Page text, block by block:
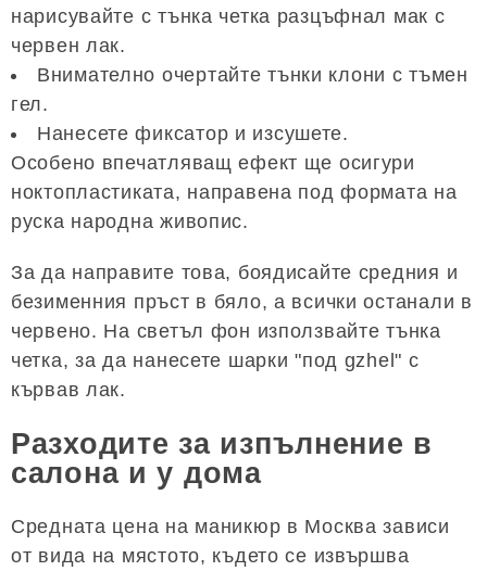
нарисувайте с тънка четка разцъфнал мак с
червен лак.
Внимателно очертайте тънки клони с тъмен
гел.
Нанесете фиксатор и изсушете.
Особено впечатляващ ефект ще осигури
ноктопластиката, направена под формата на
руска народна живопис.
За да направите това, боядисайте средния и
безименния пръст в бяло, а всички останали в
червено. На светъл фон използвайте тънка
четка, за да нанесете шарки "под gzhel" с
кървав лак.
Разходите за изпълнение в
салона и у дома
Средната цена на маникюр в Москва зависи
от вида на мястото, където се извършва